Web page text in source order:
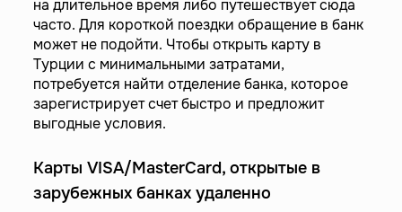
на длительное время либо путешествует сюда
часто. Для короткой поездки обращение в банк
может не подойти. Чтобы открыть карту в
Турции с минимальными затратами,
потребуется найти отделение банка, которое
зарегистрирует счет быстро и предложит
выгодные условия.
Карты VISA/MasterCard, открытые в
зарубежных банках удаленно